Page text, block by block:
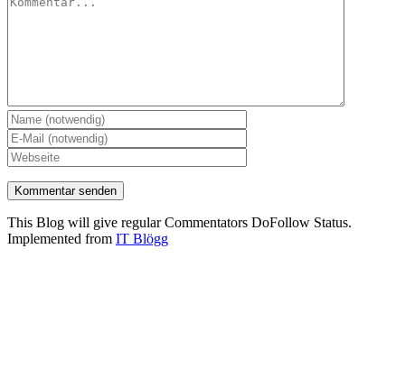
This Blog will give regular Commentators DoFollow Status.
Implemented from IT Blögg